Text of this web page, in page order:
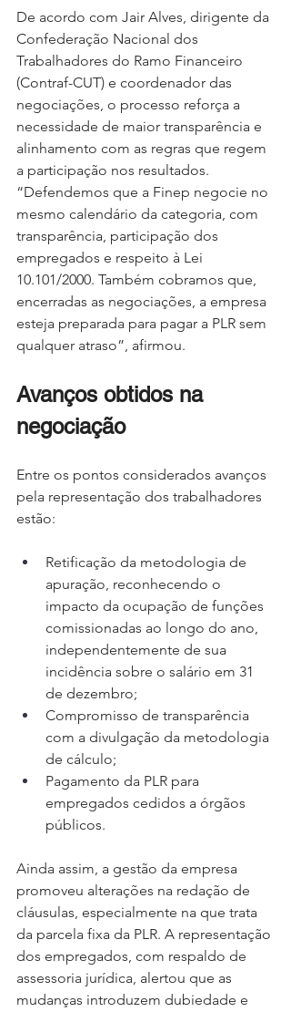
De acordo com Jair Alves, dirigente da
Confederação Nacional dos
Trabalhadores do Ramo Financeiro
(Contraf-CUT) e coordenador das
negociações, o processo reforça a
necessidade de maior transparência e
alinhamento com as regras que regem
a participação nos resultados.
“Defendemos que a Finep negocie no
mesmo calendário da categoria, com
transparência, participação dos
empregados e respeito à Lei
10.101/2000. Também cobramos que,
encerradas as negociações, a empresa
esteja preparada para pagar a PLR sem
qualquer atraso”, afirmou.
Avanços obtidos na
negociação
Entre os pontos considerados avanços
pela representação dos trabalhadores
estão:
Retificação da metodologia de
apuração, reconhecendo o
impacto da ocupação de funções
comissionadas ao longo do ano,
independentemente de sua
incidência sobre o salário em 31
de dezembro;
Compromisso de transparência
com a divulgação da metodologia
de cálculo;
Pagamento da PLR para
empregados cedidos a órgãos
públicos.
Ainda assim, a gestão da empresa
promoveu alterações na redação de
cláusulas, especialmente na que trata
da parcela fixa da PLR. A representação
dos empregados, com respaldo de
assessoria jurídica, alertou que as
mudanças introduzem dubiedade e